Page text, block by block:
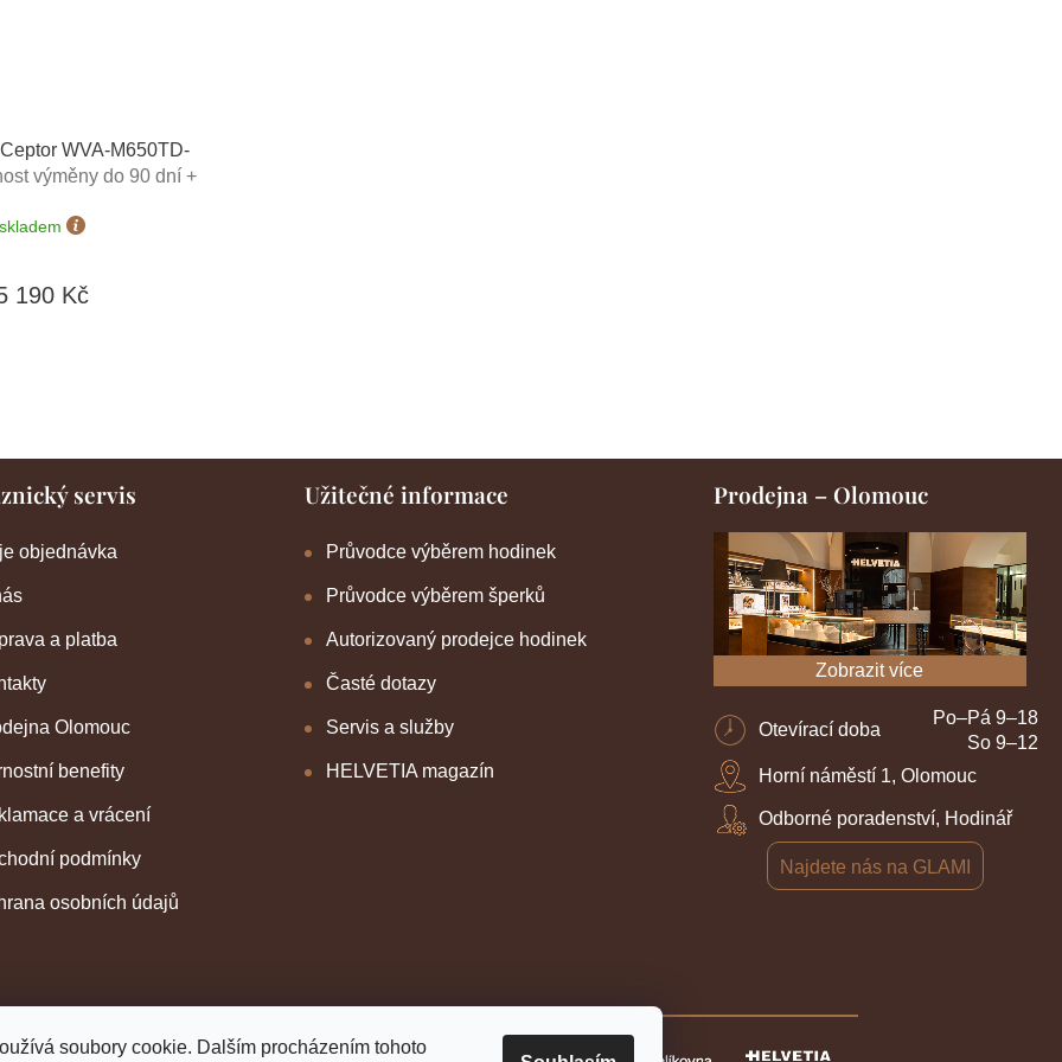
soubory cookie. Dalším procházením tohoto
WVA-M650TD-
výměny do 90 dní +
skladem
190 Kč
d
c
p
v
y
v
i
u
servis
objednávka
a platba
Olomouc
benefity
a vrácení
podmínky
osobních údajů
Užitečné informace
Průvodce výběrem hodinek
Průvodce výběrem šperků
Autorizovaný prodejce hodinek
Časté dotazy
Servis a služby
HELVETIA magazín
Prodejna – Olomouc
Zobrazit více
Otevírací doba
Po–Pá 9–18
So 9–12
Horní náměstí 1, Olomouc
Odborné poradenství, Hodinář
Najdete nás na GLAMI